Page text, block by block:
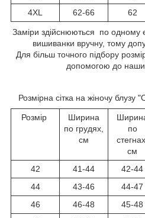
4XL
62-66 62
Заміри здійснюються по одному
вишиванки вручну, тому
Для більш точного підбору
допомогою до
Розмірна сітка на жіночу блузу
Розмір
Ширина
по грудях,
см
по
стегнах,
см
42 41-44 42-44
44
43-46 44-47
46
46-48 45-48